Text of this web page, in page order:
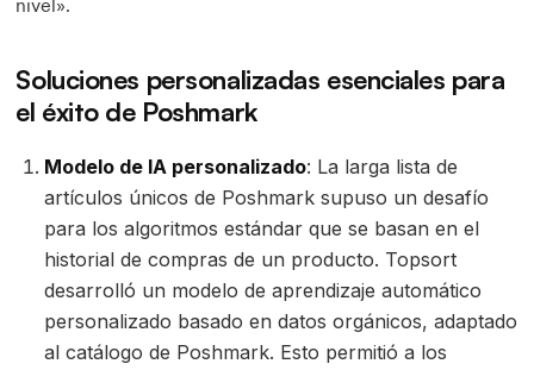
nivel».
Soluciones personalizadas esenciales para
el éxito de Poshmark
Modelo de IA personalizado: La larga lista de
artículos únicos de Poshmark supuso un desafío
para los algoritmos estándar que se basan en el
historial de compras de un producto. Topsort
desarrolló un modelo de aprendizaje automático
personalizado basado en datos orgánicos, adaptado
al catálogo de Poshmark. Esto permitió a los